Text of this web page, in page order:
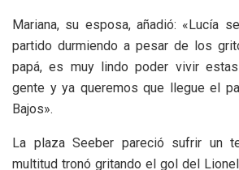
Mariana, su esposa, añadió: «Lucía
partido durmiendo a pesar de los
papá, es muy lindo poder vivir
gente y ya queremos que llegue el
Bajos».
La plaza Seeber pareció sufrir un
multitud tronó gritando el gol del